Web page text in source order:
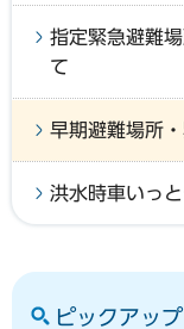
指定緊急避難
て
早期避難場所
洪水時車いっ
ピックアップ